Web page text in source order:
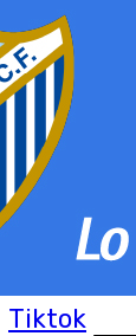
Tiktok